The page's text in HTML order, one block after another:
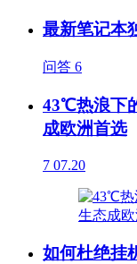
最新笔记本
问答 6
43℃热浪下
成欧洲首选
7 07.20
如何杜绝挂